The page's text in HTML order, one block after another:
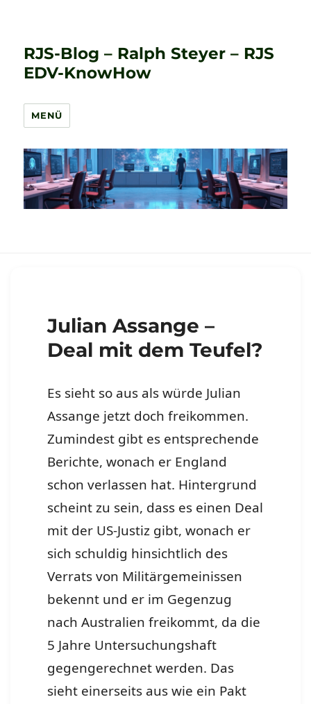
RJS-Blog – Ralph Steyer – RJS
EDV-KnowHow
MENÜ
Julian Assange –
Deal mit dem Teufel?
Es sieht so aus als würde Julian
Assange jetzt doch freikommen.
Zumindest gibt es entsprechende
Berichte, wonach er England
schon verlassen hat. Hintergrund
scheint zu sein, dass es einen Deal
mit der US-Justiz gibt, wonach er
sich schuldig hinsichtlich des
Verrats von Militärgemeinissen
bekennt und er im Gegenzug
nach Australien freikommt, da die
5 Jahre Untersuchungshaft
gegengerechnet werden. Das
sieht einerseits aus wie ein Pakt